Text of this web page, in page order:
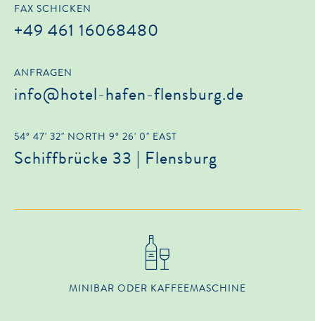
FAX SCHICKEN
+49 461 16068480
ANFRAGEN
info@hotel-hafen-flensburg.de
54° 47' 32" NORTH 9° 26' 0" EAST
Schiffbrücke 33 | Flensburg
MINIBAR ODER KAFFEEMASCHINE